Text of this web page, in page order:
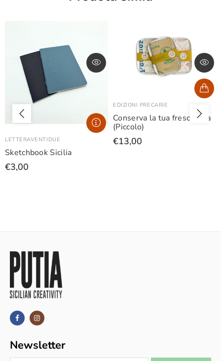
LETTERAVENTIDUE
Sketchbook Sicilia
€3,00
EDIZIONI PRECARIE
Conserva la tua freschezza
(Piccolo)
€13,00
Newsletter